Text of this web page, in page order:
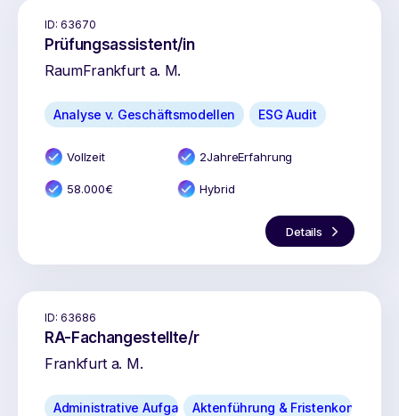
ID: 63670
Prüfungsassistent/in
RaumFrankfurt a. M.
Analyse v. Geschäftsmodellen ESG Audit
Vollzeit 2JahreErfahrung
58.000€ Hybrid
Details
ID: 63686
RA-Fachangestellte/r
Frankfurt a. M.
Administrative AufgabenAktenführung & Fristenkontrolle